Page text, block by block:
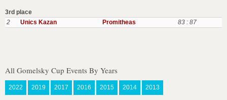
3rd place
2
Unics Kazan Promitheas 83 : 87
All Gomelsky Cup Events By Years
2022 2019 2017 2016 2015 2014 2013